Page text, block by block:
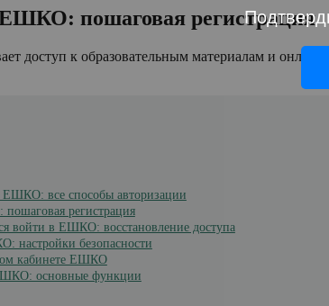
ЕШКО: пошаговая регистрация
доступ к образовательным материалам и
все способы авторизации
регистрация
войти в ЕШКО: восстановление доступа
настройки безопасности
кабинете ЕШКО
основные функции